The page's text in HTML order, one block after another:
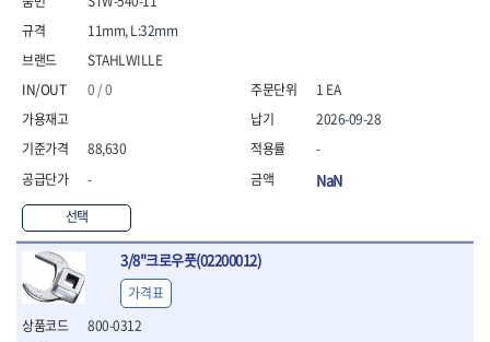
- 날교환드라이버세트
- 드라이버핸들
- 비트세트
- 비트홀다드라이버세트
- 비트드라이버
- 검전드라이버
- 육각T렌치
- 전동비트홀다
- 드라이버비트세트
- 옵셋드라이버
- 스크래퍼드라이버
- 에어앵글그라인더
- 에어리베터기
- 타이어압력게이지
- 에어원형샌더
- 에어톱
연마기계
- 건식그라인더
- 연마지그
- 연마숫돌
- 루터, 루터테이블
이젠
일레드
츠노다(TTC)
타이거(TIGER)
플렉스-절단석
황금손
STAHLWILLE
0 / 0
88,630
-
선택
11mm, L:32mm
1 EA
2026-09-28
-
NaN
3/8"크로우풋(02200012)
800-0312
가격표